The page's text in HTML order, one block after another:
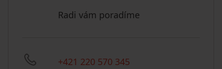
Radi vám poradíme
+421 220 570 345